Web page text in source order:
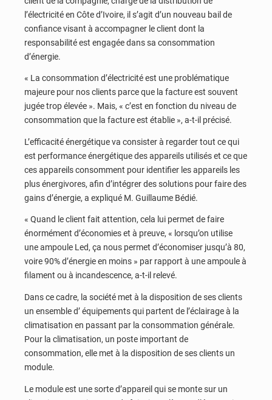
l’électricité en Côte d’Ivoire, il s’agit d’un nouveau bail de
confiance visant à accompagner le client dont la
responsabilité est engagée dans sa consommation
d’énergie.
« La consommation d’électricité est une problématique
majeure pour nos clients parce que la facture est souvent
jugée trop élevée ». Mais, « c’est en fonction du niveau de
consommation que la facture est établie », a-t-il précisé.
L’efficacité énergétique va consister à regarder tout ce qui
est performance énergétique des appareils utilisés et ce que
ces appareils consomment pour identifier les appareils les
plus énergivores, afin d’intégrer des solutions pour faire des
gains d’énergie, a expliqué M. Guillaume Bédié.
« Quand le client fait attention, cela lui permet de faire
énormément d’économies et à preuve, « lorsqu’on utilise
une ampoule Led, ça nous permet d’économiser jusqu’à 80,
voire 90% d’énergie en moins » par rapport à une ampoule à
filament ou à incandescence, a-t-il relevé.
Dans ce cadre, la société met à la disposition de ses clients
un ensemble d’ équipements qui partent de l’éclairage à la
climatisation en passant par la consommation générale.
Pour la climatisation, un poste important de
consommation, elle met à la disposition de ses clients un
module.
Le module est une sorte d’appareil qui se monte sur un